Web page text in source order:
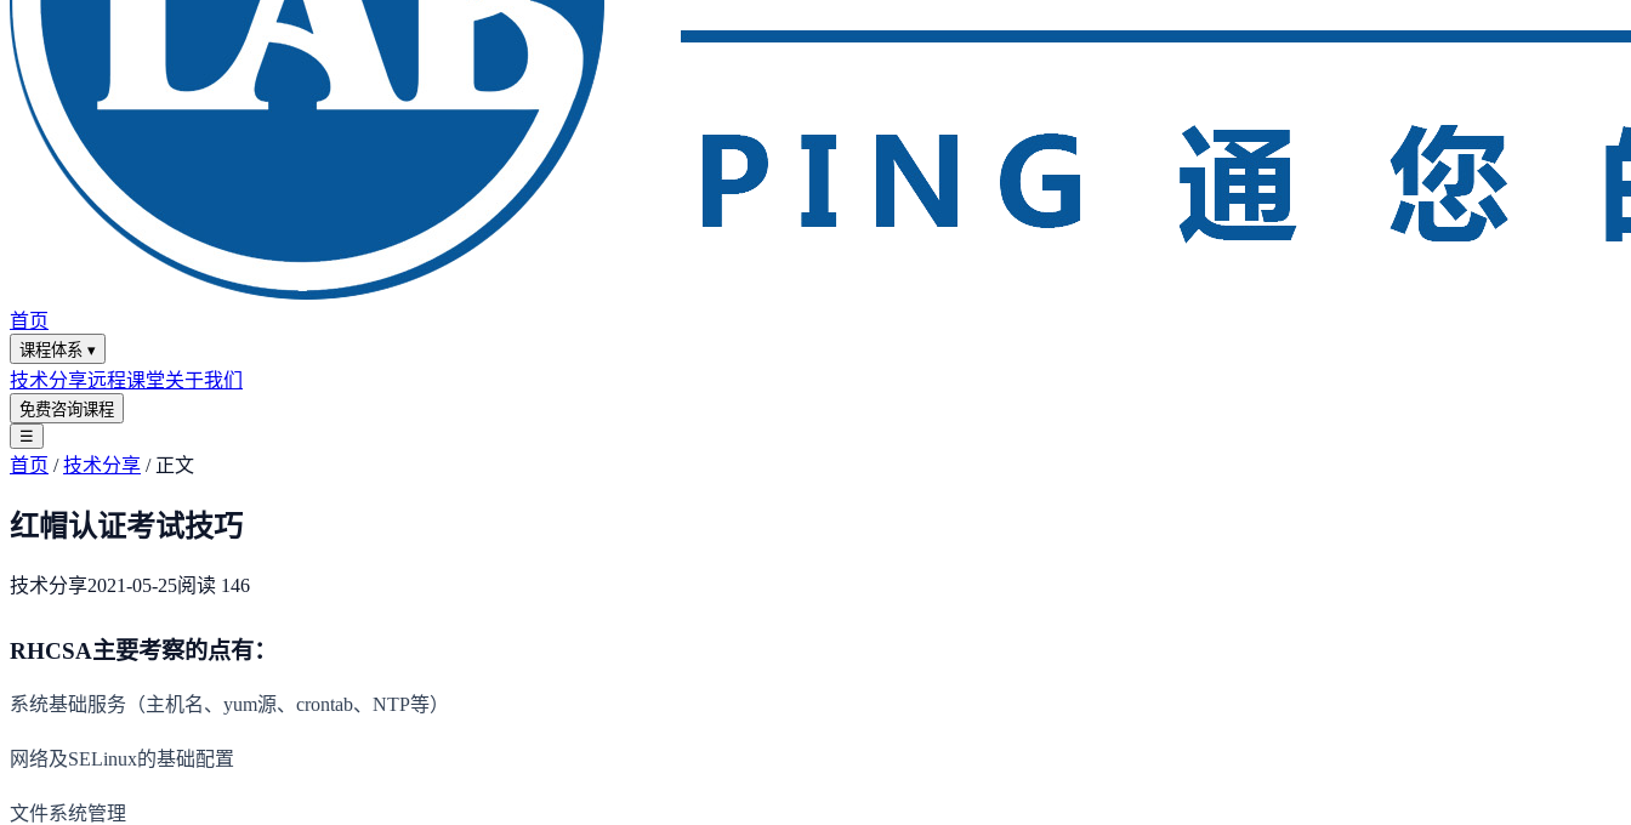
首页
课程体系 ▾
技术分享远程课堂关于我们
免费咨询课程
☰
首页 /技术分享 / 正文
红帽认证考试技巧
技术分享2021-05-25阅读 146
RHCSA主要考察的点有：
系统基础服务（主机名、yum源、crontab、NTP等）
网络及SELinux的基础配置
文件系统管理